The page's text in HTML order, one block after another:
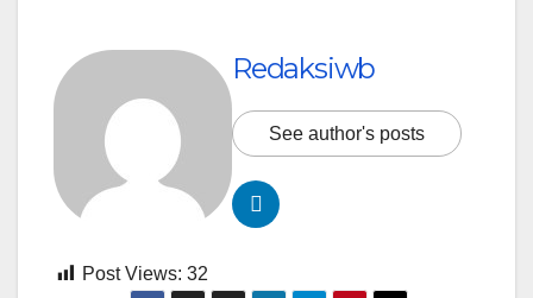
Redaksiwb
See author's posts
Post Views: 32